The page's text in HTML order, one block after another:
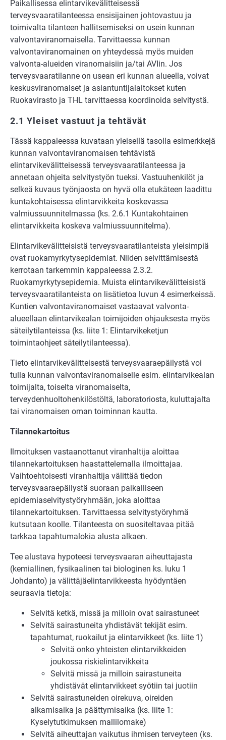
Paikallisessa elintarvikevälitteisessä
terveysvaaratilanteessa ensisijainen johtovastuu ja
toimivalta tilanteen hallitsemiseksi on usein kunnan
valvontaviranomaisella. Tarvittaessa kunnan
valvontaviranomainen on yhteydessä myös muiden
valvonta-alueiden viranomaisiin ja/tai AVIin. Jos
terveysvaaratilanne on usean eri kunnan alueella, voivat
keskusviranomaiset ja asiantuntijalaitokset kuten
Ruokavirasto ja THL tarvittaessa koordinoida selvitystä.
2.1 Yleiset vastuut ja tehtävät
Tässä kappaleessa kuvataan yleisellä tasolla esimerkkejä
kunnan valvontaviranomaisen tehtävistä
elintarvikevälitteisessä terveysvaaratilanteessa ja
annetaan ohjeita selvitystyön tueksi. Vastuuhenkilöt ja
selkeä kuvaus työnjaosta on hyvä olla etukäteen laadittu
kuntakohtaisessa elintarvikkeita koskevassa
valmiussuunnitelmassa (ks. 2.6.1 Kuntakohtainen
elintarvikkeita koskeva valmiussuunnitelma).
Elintarvikevälitteisistä terveysvaaratilanteista yleisimpiä
ovat ruokamyrkytysepidemiat. Niiden selvittämisestä
kerrotaan tarkemmin kappaleessa 2.3.2.
Ruokamyrkytysepidemia. Muista elintarvikevälitteisistä
terveysvaaratilanteista on lisätietoa luvun 4 esimerkeissä.
Kuntien valvontaviranomaiset vastaavat valvonta-
alueellaan elintarvikealan toimijoiden ohjauksesta myös
säteilytilanteissa (ks. liite 1: Elintarvikeketjun
toimintaohjeet säteilytilanteessa).
Tieto elintarvikevälitteisestä terveysvaaraepäilystä voi
tulla kunnan valvontaviranomaiselle esim. elintarvikealan
toimijalta, toiselta viranomaiselta,
terveydenhuoltohenkilöstöltä, laboratoriosta, kuluttajalta
tai viranomaisen oman toiminnan kautta.
Tilannekartoitus
Ilmoituksen vastaanottanut viranhaltija aloittaa
tilannekartoituksen haastattelemalla ilmoittajaa.
Vaihtoehtoisesti viranhaltija välittää tiedon
terveysvaaraepäilystä suoraan paikalliseen
epidemiaselvitystyöryhmään, joka aloittaa
tilannekartoituksen. Tarvittaessa selvitystyöryhmä
kutsutaan koolle. Tilanteesta on suositeltavaa pitää
tarkkaa tapahtumalokia alusta alkaen.
Tee alustava hypoteesi terveysvaaran aiheuttajasta
(kemiallinen, fysikaalinen tai biologinen ks. luku 1
Johdanto) ja välittäjäelintarvikkeesta hyödyntäen
seuraavia tietoja:
Selvitä ketkä, missä ja milloin ovat sairastuneet
Selvitä sairastuneita yhdistävät tekijät esim.
tapahtumat, ruokailut ja elintarvikkeet (ks. liite 1)
Selvitä onko yhteisten elintarvikkeiden
joukossa riskielintarvikkeita
Selvitä missä ja milloin sairastuneita
yhdistävät elintarvikkeet syötiin tai juotiin
Selvitä sairastuneiden oirekuva, oireiden
alkamisaika ja päättymisaika (ks. liite 1:
Kyselytutkimuksen mallilomake)
Selvitä aiheuttajan vaikutus ihmisen terveyteen (ks.